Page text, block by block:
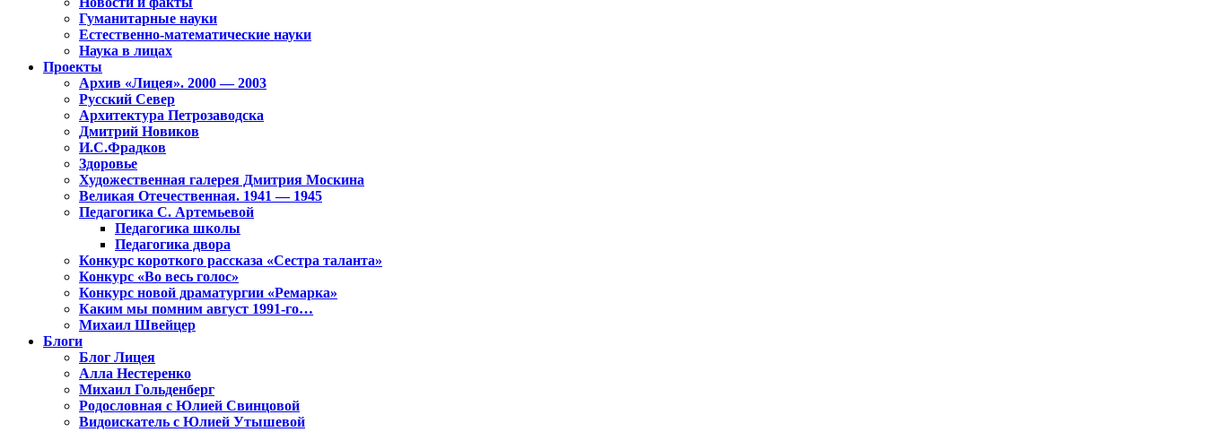
Гуманитарные науки
Естественно-математические науки
Наука в лицах
Проекты
Архив «Лицея». 2000 — 2003
Русский Север
Архитектура Петрозаводска
Дмитрий Новиков
И.С.Фрадков
Здоровье
Художественная галерея Дмитрия Москина
Великая Отечественная. 1941 — 1945
Педагогика С. Артемьевой
Педагогика школы
Педагогика двора
Конкурс короткого рассказа «Сестра таланта»
Конкурс «Во весь голос»
Конкурс новой драматургии «Ремарка»
Каким мы помним август 1991-го…
Михаил Швейцер
Блоги
Блог Лицея
Алла Нестеренко
Михаил Гольденберг
Родословная с Юлией Свинцовой
Видоискатель с Юлией Утышевой